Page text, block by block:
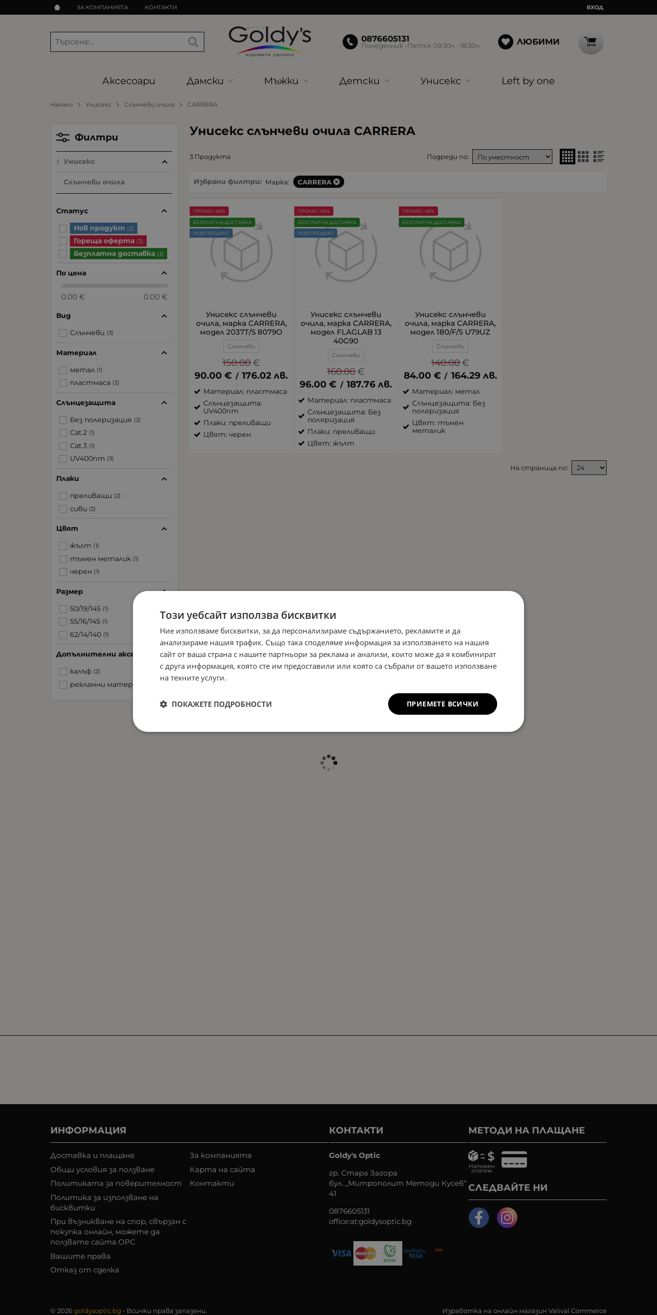
ЗА КОМПАНИЯТА КОНТАКТИ ВХОД
0876605131
Понеделник -Петък 09:30ч - 18:30ч ЛЮБИМИ
Аксесоари Дамски Мъжки Детски Унисекс Left by one
Начало Унисекс Слънчеви очила CARRERA
Унисекс слънчеви очила CARRERA
3 Продукта Подреди по:
Избрани филтри: Марка: CARRERA
Унисекс слънчеви
очила, марка CARRERA,
модел 2037T/S 8079O
Слънчеви
150.00€
90.00 € / 176.02 лв.
Материал: пластмаса
Слънцезащита:
UV400nm
Плаки: преливащи
Цвят: черен
ПРОМО -40%
БЕЗПЛАТНА ДОСТАВКА
НОВ ПРОДУКТ
Унисекс слънчеви
очила, марка CARRERA,
модел FLAGLAB 13
40G90
Слънчеви
160.00€
96.00 € / 187.76 лв.
Материал: пластмаса
Слънцезащита: Без
поляризация
Плаки: преливащи
Цвят: жълт
ПРОМО -40%
БЕЗПЛАТНА ДОСТАВКА
НОВ ПРОДУКТ
Унисекс слънчеви
oчила, марка CARRERA,
модел 180/F/S U79UZ
Слънчеви
140.00€
84.00 € / 164.29 лв.
Материал: метал
Слънцезащита: Без
поляризация
Цвят: тъмен
металик
ПРОМО -40%
БЕЗПЛАТНА ДОСТАВКА
На страница по:
Филтри
Унисекс
Слънчеви очила
Статус
Нов продукт (2)
Гореща оферта (3)
Безплатна доставка (3)
По цена
0.00 € 0.00 €
Вид
Слънчеви (3)
Материал
метал (1)
пластмаса (2)
Слънцезащита
Без поляризация (2)
Cat.2 (1)
Cat.3 (1)
UV400nm (3)
Плаки
преливащи (2)
сиви (2)
Цвят
жълт (1)
тъмен металик (1)
черен (1)
Размер
50/19/145 (1)
55/16/145 (1)
62/14/140 (1)
Допълнителни аксесоари
калъф (2)
рекламни материали
ИНФОРМАЦИЯ
Доставка и плащане
Общи условия за ползване
Политиката за поверителност
Политика за използване на
бисквитки
При възникване на спор, свързан с
покупка онлайн, можете да
ползвате сайта ОРС
Вашите права
Отказ от сделка
За компанията
Карта на сайта
Контакти
КОНТАКТИ
Goldy's Optic
гр. Стара Загора
бул. „Митрополит Методи Кусев“
41
0876605131
office:at:goldysoptic.bg
МЕТОДИ НА ПЛАЩАНЕ
СЛЕДВАЙТЕ НИ
© 2026goldysoptic.bg - Всички права запазени. Изработка на онлайн магазин Valival Commerce
Този уебсайт използва бисквитки
Ние използваме бисквитки, за да персонализираме съдържанието, рекламите и да
анализираме нашия трафик. Също така споделяме информация за използването на нашия
сайт от ваша страна с нашите партньори за реклама и анализи, които може да я комбинират
с друга информация, която сте им предоставили или която са събрали от вашето използване
на техните услуги.
ПРИЕМЕТЕ ВСИЧКИ
ПОКАЖЕТЕ ПОДРОБНОСТИ